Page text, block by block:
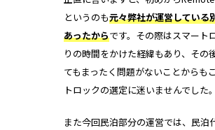
というのも元々弊社が運営している
あったからです。その際はスマート
りの時間をかけた経緯もあり、その
てもまったく問題がないことからも
トロックの選定に迷いませんでした。
また今回民泊部分の運営では、民泊